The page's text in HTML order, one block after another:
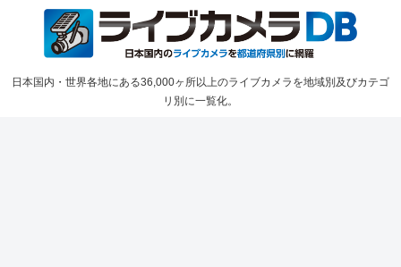
日本国内・世界各地にある36,000ヶ所以上のライブカメラを地域別及びカテゴ
リ別に一覧化。